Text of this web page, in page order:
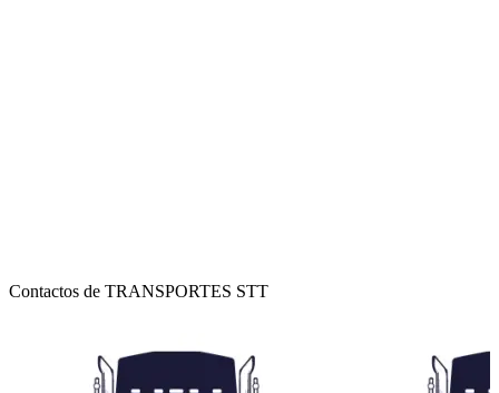
Contactos de TRANSPORTES STT